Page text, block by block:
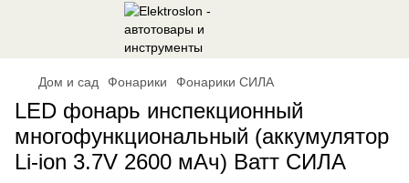
Дом и сад Фонарики Фонарики СИЛА
LED фонарь инспекционный
многофункциональный (аккумулятор
Li-ion 3.7V 2600 мАч) Ватт СИЛА